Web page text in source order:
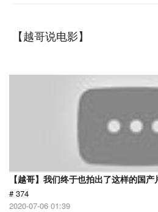
【越哥说电影】
【越哥】我们终于也拍出了这样的国
# 374
2020-07-06 01:39